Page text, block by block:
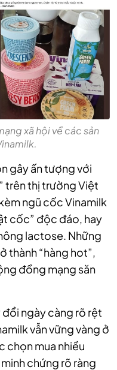
xã hội về các sản
gây ấn tượng với
trên thị trường Việt
ngũ cốc Vinamilk
cốc” độc đáo, hay
lactose. Những
thành “hàng hot”,
đồng mạng săn
ngày càng rõ rệt
vẫn vững vàng ở
chọn mua nhiều
chứng rõ ràng